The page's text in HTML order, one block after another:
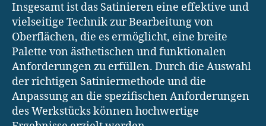
Insgesamt ist das Satinieren eine effektive und
vielseitige Technik zur Bearbeitung von
Oberflächen, die es ermöglicht, eine breite
Palette von ästhetischen und funktionalen
Anforderungen zu erfüllen. Durch die Auswahl
der richtigen Satiniermethode und die
Anpassung an die spezifischen Anforderungen
des Werkstücks können hochwertige